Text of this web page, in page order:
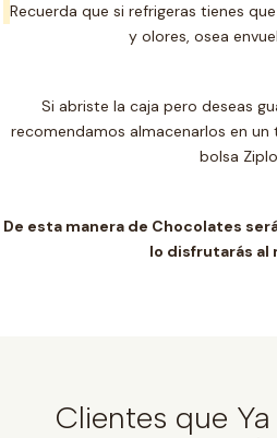
Recuerda que si refrigeras tienes
y olores, osea
Si abriste la caja pero deseas
recomendamos almacenarlos en un
bolsa
De esta manera de Chocolates
lo disfrutarás al
Clientes que